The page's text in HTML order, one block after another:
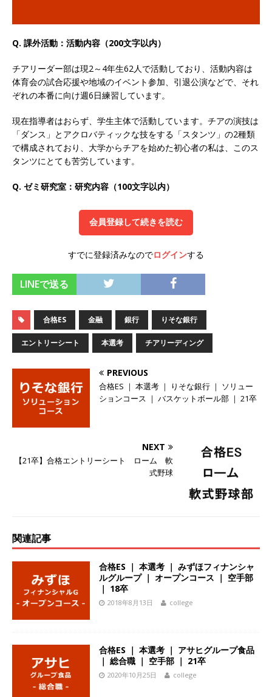
体育会積極採用企業
[ 2026年5月15日 ]
参加者は書類選考・一次面接免除 】 M&A総研の
グループ企業 ｜ 日本トップレベルの企業へ幅広
大手グループとしての安定性バツグン ｜ 年収
500万スタート ｜ 土日祝休み ｜ 東京勤務 ｜ ク
オンツ・コンサルティング
業
[ 2026年5月14日 ] 【 28卒 ｜ ES自動合格!! 】 文
理不問 ｜ 世界中のシェア約80％・国内シェア
50％以上の製品保有!! ｜ 一眼レフ大手メーカー
全てと取引する国内トップシェアのマグネシウム
部品製造メーカー ｜ 賞与前年度実績6.5ヵ月・平
均6ヶ月以上 ｜ ミツワ電機工業
用企業
[ 2026年5月14日 ] 【 28卒 ｜ 書類選考自動合
格!! 】 需要が伸び続ける安定したリフォーム業界
の専門商社 ｜ 大手メーカーとも取引多数!! ｜ 30
[ 2026年5月14日 ]
【 28卒 】 NTTドコモグルー
プと電通グループの傘下 ｜ 初任給40万 ｜ 人よ
り速く、高い成長を求める人には超魅力的な挑戦
体育会積極採用企業
[ 2026年5月14日 ] 【 28卒 ｜ 体験型インターン
シップ 】スタンダード上場 ｜ 業界No.1 企業医
ル、マーケティング、ブランディングが経験でき
る ｜ 土日祝休み ｜ 年間休日124日 ｜ ギミック
Q. 課外活動：活動内容（200文字以内）
チアリーダー部は現2～4年生62人で活動しており、活動内容は
体育会の試合応援や地域のイベント参加、引退公演などで、それ
ぞれの本番に向け週6日練習しています。
現在指導者はおらず、学生主体で活動しています。チアの演技は
「ダンス」とアクロバティックな技をする「スタンツ」の2種類
で構成されており、大学からチアを始めた初心者の私は、このス
タンツにとても苦労しています。
Q. ゼミ研究室：研究内容（100文字以内）
会員登録して続きを読む
すでに登録済みなのでログインする
LINEで送る
合格ES 金融 銀行 りそな銀行
エントリーシート 本選考 チアリーディング
PREVIOUS
合格ES ｜ 本選考 ｜ りそな銀行 ｜ ソリュー
ションコース ｜ バスケットボール部 ｜ 21卒
NEXT
【21卒】合格エントリーシート ローム 軟
式野球
関連記事
合格ES ｜ 本選考 ｜ みずほフィナンシャ
ルグループ ｜ オープンコース ｜ 空手部
｜ 18卒
2018年8月13日 college
合格ES ｜ 本選考 ｜ アサヒグループ食品
｜ 総合職 ｜ 空手部 ｜ 21卒
2020年10月25日 college